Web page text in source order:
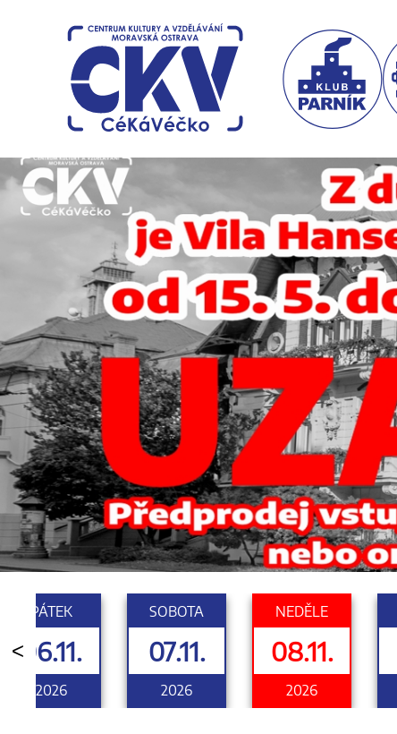
<
PÁTEK
06.11.
2026
SOBOTA
07.11.
2026
NEDĚLE
08.11.
2026